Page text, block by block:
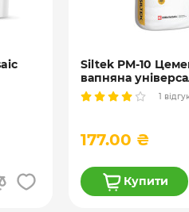
25
Siltek PM-10
вапняна
штукатурка, 25 кг
1
177.00 ₴
Купити